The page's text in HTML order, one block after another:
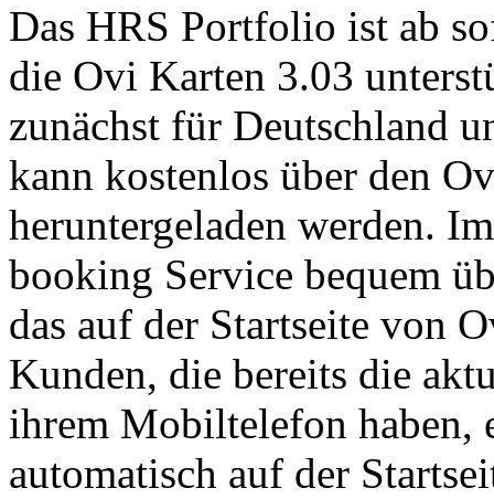
Das HRS Portfolio ist ab
die Ovi Karten 3.03
zunächst für Deutschland
kann kostenlos über den
heruntergeladen werden.
booking Service bequem
das auf der Startseite von
Kunden, die bereits die
ihrem Mobiltelefon haben,
automatisch auf der